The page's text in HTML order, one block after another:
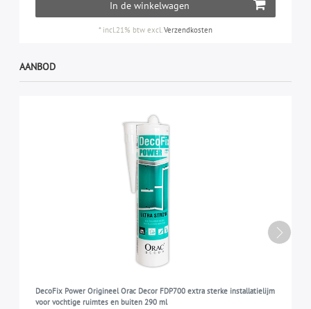
In de winkelwagen
* incl.21% btw excl.Verzendkosten
AANBOD
DecoFix Power Origineel Orac Decor FDP700 extra sterke installatielijm
voor vochtige ruimtes en buiten 290 ml